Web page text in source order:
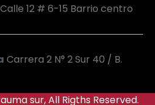
Calle 12 # 6-15 Barrio centro
Carrera 2 N° 2 Sur 40 / B.
sur, All Rigths Reserved.